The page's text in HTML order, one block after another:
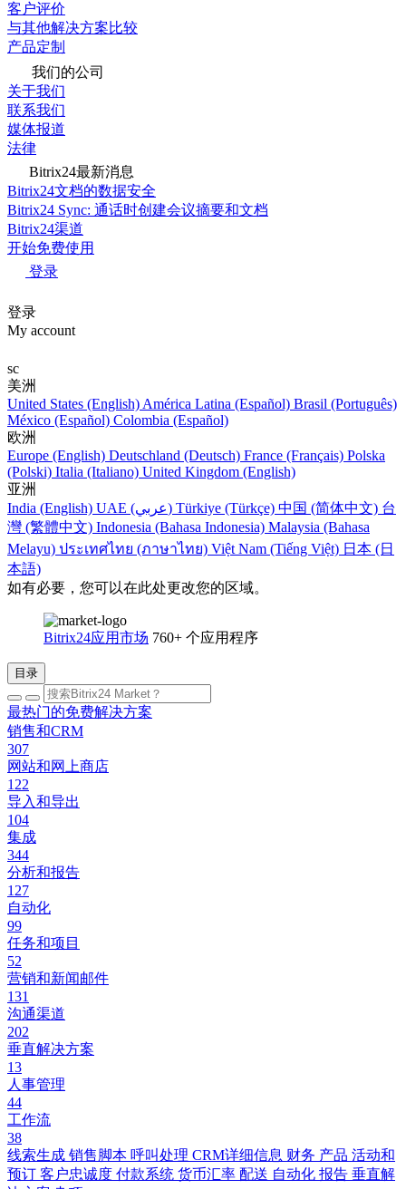
客户评价
与其他解决方案比较
产品定制
我们的公司
关于我们
联系我们
媒体报道
法律
Bitrix24最新消息
Bitrix24文档的数据安全
Bitrix24 Sync: 通话时创建会议摘要和文档
Bitrix24渠道
开始免费使用
登录
登录
My account
sc
美洲
United States (English) América Latina (Español) Brasil (Português)
México (Español) Colombia (Español)
欧洲
Europe (English) Deutschland (Deutsch) France (Français) Polska
(Polski) Italia (Italiano) United Kingdom (English)
亚洲
India (English)
UAE (عربي) Türkiye (Türkçe) 中国 (简体中文) 台
灣 (繁體中文) Indonesia (Bahasa Indonesia) Malaysia (Bahasa
Melayu) ประเทศไทย (ภาษาไทย) Việt Nam (Tiếng Việt) 日本 (日
本語)
如有必要，您可以在此处更改您的区域。
Bitrix24应用市场 760+ 个应用程序
目录
最热门的免费解决方案
销售和CRM
307
网站和网上商店
122
导入和导出
104
集成
344
分析和报告
127
自动化
99
任务和项目
52
营销和新闻邮件
131
沟通渠道
202
垂直解决方案
13
人事管理
44
工作流
38
线索生成 销售脚本 呼叫处理 CRM详细信息 财务 产品 活动和
预订 客户忠诚度 付款系统 货币汇率 配送 自动化 报告 垂直解